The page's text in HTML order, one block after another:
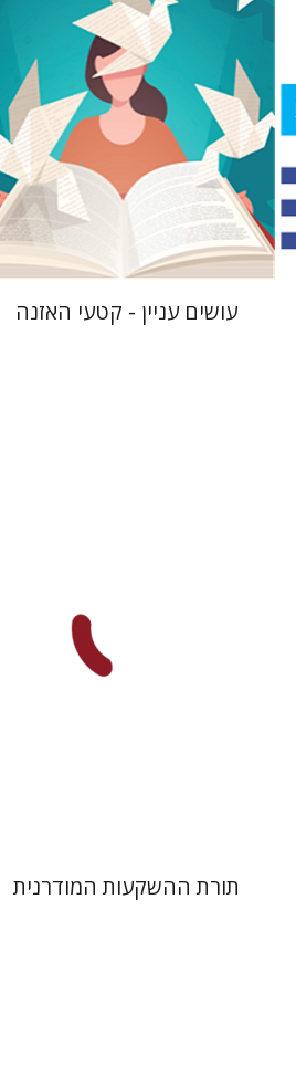
$10
עושים עניין - קטעי האזנה
תורת ההשקעות המודרנית